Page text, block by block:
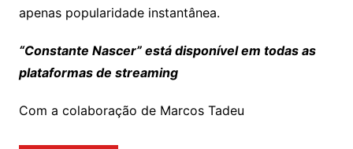
apenas popularidade instantânea.
“Constante Nascer” está disponível em todas as
plataformas de streaming
Com a colaboração de Marcos Tadeu